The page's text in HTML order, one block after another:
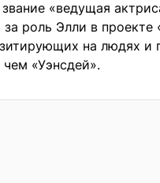
«ведущая
роль Элли в
на людях
«Уэнсдей».